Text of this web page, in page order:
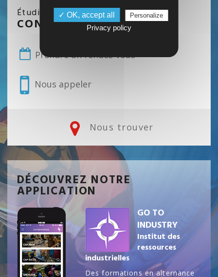
Étudiant / Entreprise / Salarié
CONTACTEZ NOUS
Prendre un rendez-vous
Nous appeler
Nous trouver
DÉCOUVREZ NOTRE
APPLICATION
GO TO
INDUSTRY
Institut des
ressources
industrielles
Des formations en alternance
✓ OK, accept all Personalize
Privacy policy